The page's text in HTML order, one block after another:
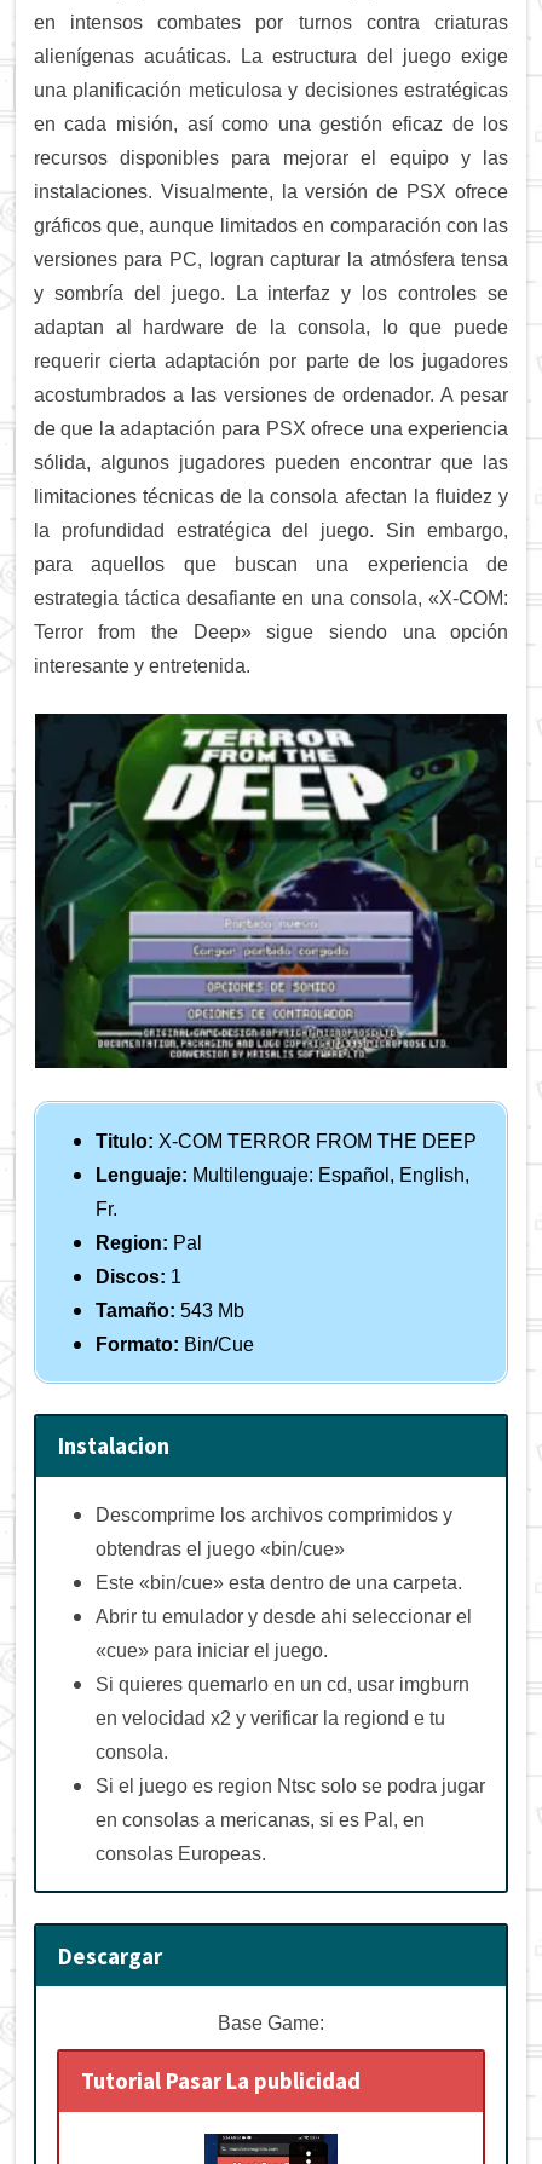
en intensos combates por turnos contra criaturas
alienígenas acuáticas. La estructura del juego exige
una planificación meticulosa y decisiones estratégicas
en cada misión, así como una gestión eficaz de los
recursos disponibles para mejorar el equipo y las
instalaciones. Visualmente, la versión de PSX ofrece
gráficos que, aunque limitados en comparación con las
versiones para PC, logran capturar la atmósfera tensa
y sombría del juego. La interfaz y los controles se
adaptan al hardware de la consola, lo que puede
requerir cierta adaptación por parte de los jugadores
acostumbrados a las versiones de ordenador. A pesar
de que la adaptación para PSX ofrece una experiencia
sólida, algunos jugadores pueden encontrar que las
limitaciones técnicas de la consola afectan la fluidez y
la profundidad estratégica del juego. Sin embargo,
para aquellos que buscan una experiencia de
estrategia táctica desafiante en una consola, «X-COM:
Terror from the Deep» sigue siendo una opción
interesante y entretenida.
Titulo: X-COM TERROR FROM THE DEEP
Lenguaje: Multilenguaje: Español, English,
Fr.
Region: Pal
Discos: 1
Tamaño: 543 Mb
Formato: Bin/Cue
Instalacion
Descomprime los archivos comprimidos y
obtendras el juego «bin/cue»
Este «bin/cue» esta dentro de una carpeta.
Abrir tu emulador y desde ahi seleccionar el
«cue» para iniciar el juego.
Si quieres quemarlo en un cd, usar imgburn
en velocidad x2 y verificar la regiond e tu
consola.
Si el juego es region Ntsc solo se podra jugar
en consolas a mericanas, si es Pal, en
consolas Europeas.
Descargar
Base Game:
Tutorial Pasar La publicidad